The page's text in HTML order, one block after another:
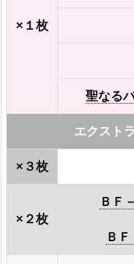
×１枚
聖なる
エクスト
×３枚
×２枚
ＢＦ
Ｂ